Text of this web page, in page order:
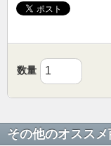
数量
その他のオスス